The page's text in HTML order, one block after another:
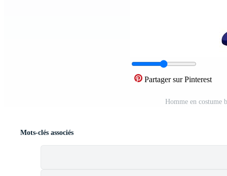
Partager sur Pinterest
Homme en costume
Mots-clés associés